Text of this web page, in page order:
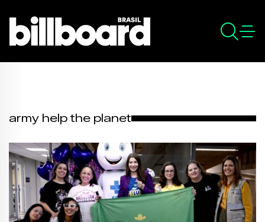
army help the planet